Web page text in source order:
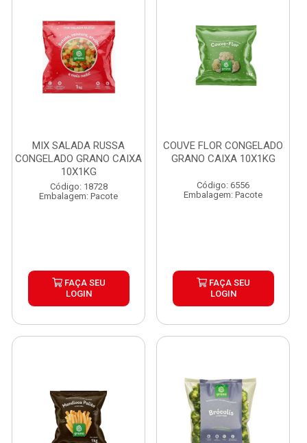
MIX SALADA RUSSA
CONGELADO GRANO CAIXA
10X1KG
Código: 18728
Embalagem: Pacote
FAÇA SEU
LOGIN
COUVE FLOR CONGELADO
GRANO CAIXA 10X1KG
Código: 6556
Embalagem: Pacote
FAÇA SEU
LOGIN